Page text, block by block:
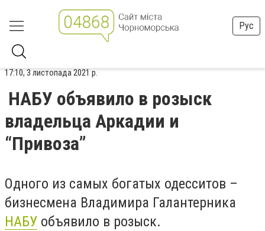
Рус
17:10, 3 листопада 2021 р.
НАБУ объявило в розыск
владельца Аркадии и
“Привоза”
Одного из самых богатых одесситов –
бизнесмена Владимира Галантерника
НАБУ объявило в розыск.